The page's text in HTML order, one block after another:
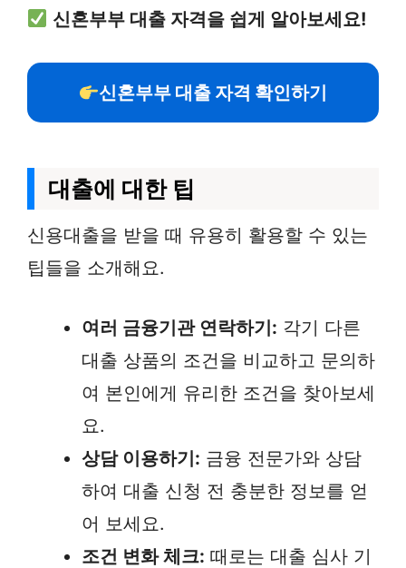
신혼부부 대출 자격을 쉽게 알아보세요!
신혼부부 대출 자격 확인하기
대출에 대한 팁
신용대출을 받을 때 유용히 활용할 수 있는
팁들을 소개해요.
여러 금융기관 연락하기: 각기 다른
대출 상품의 조건을 비교하고 문의하
여 본인에게 유리한 조건을 찾아보세
요.
상담 이용하기: 금융 전문가와 상담
하여 대출 신청 전 충분한 정보를 얻
어 보세요.
조건 변화 체크: 때로는 대출 심사 기